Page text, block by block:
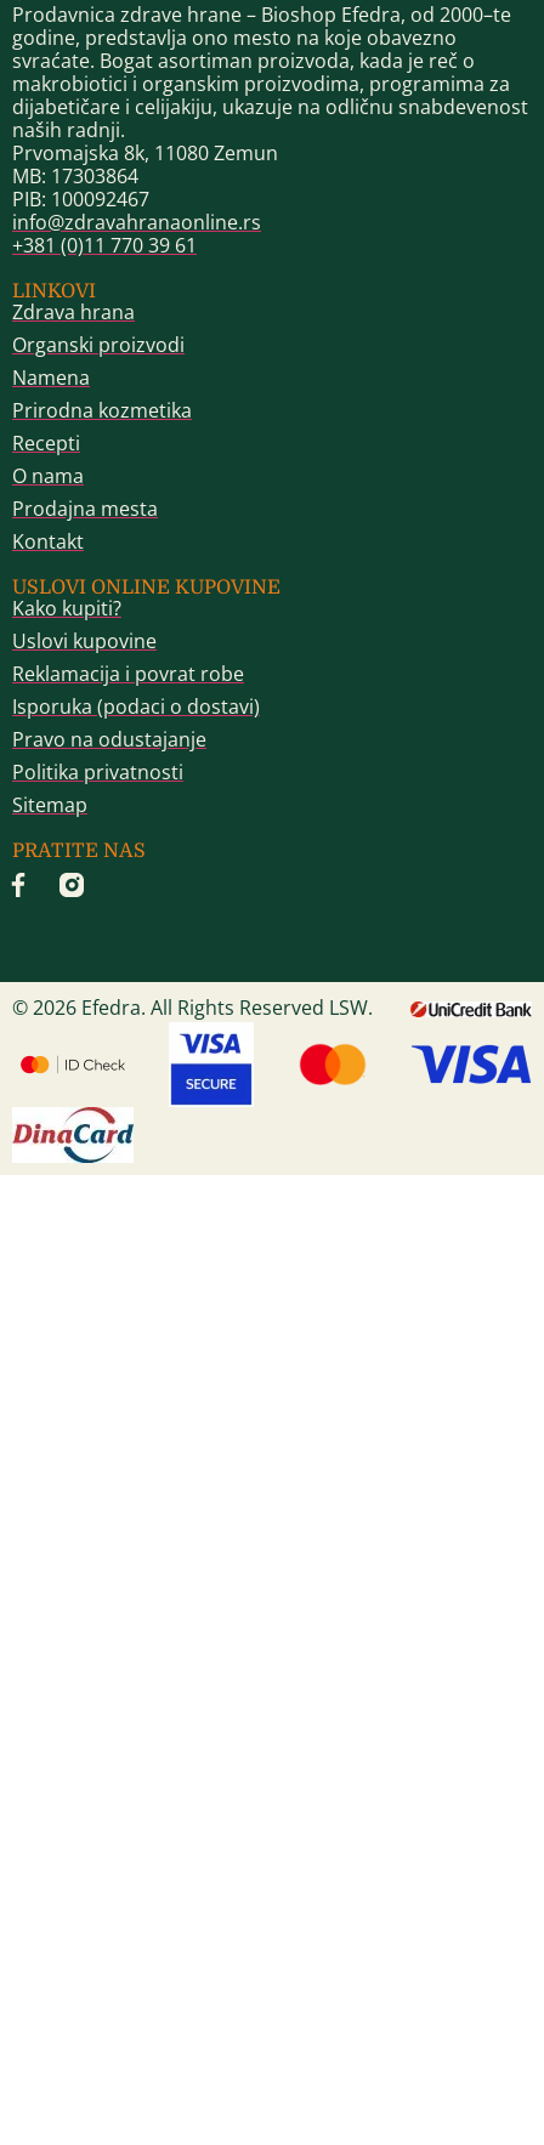
Prodavnica zdrave hrane – Bioshop Efedra, od 2000–te
godine, predstavlja ono mesto na koje obavezno
svraćate. Bogat asortiman proizvoda, kada je reč o
makrobiotici i organskim proizvodima, programima za
dijabetičare i celijakiju, ukazuje na odličnu snabdevenost
naših radnji.
Prvomajska 8k, 11080 Zemun
MB: 17303864
PIB: 100092467
info@zdravahranaonline.rs
+381 (0)11 770 39 61
LINKOVI
Zdrava hrana
Organski proizvodi
Namena
Prirodna kozmetika
Recepti
O nama
Prodajna mesta
Kontakt
USLOVI ONLINE KUPOVINE
Kako kupiti?
Uslovi kupovine
Reklamacija i povrat robe
Isporuka (podaci o dostavi)
Pravo na odustajanje
Politika privatnosti
Sitemap
PRATITE NAS
© 2026 Efedra. All Rights Reserved LSW.